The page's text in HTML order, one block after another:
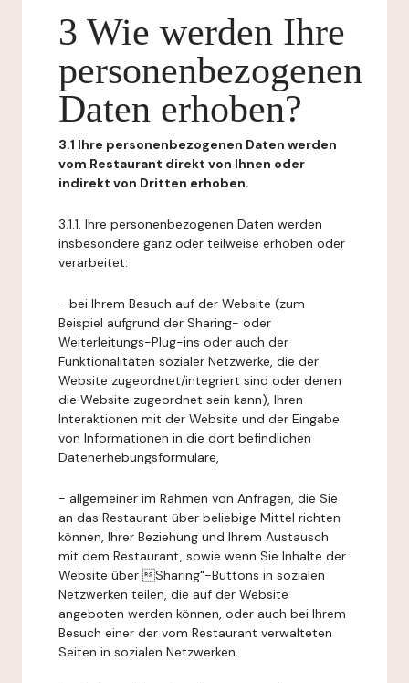
3 Wie werden Ihre
personenbezogenen
Daten erhoben?
3.1 Ihre personenbezogenen Daten werden
vom Restaurant direkt von Ihnen oder
indirekt von Dritten erhoben.
3.1.1. Ihre personenbezogenen Daten werden
insbesondere ganz oder teilweise erhoben oder
verarbeitet:
- bei Ihrem Besuch auf der Website (zum
Beispiel aufgrund der Sharing- oder
Weiterleitungs-Plug-ins oder auch der
Funktionalitäten sozialer Netzwerke, die der
Website zugeordnet/integriert sind oder denen
die Website zugeordnet sein kann), Ihren
Interaktionen mit der Website und der Eingabe
von Informationen in die dort befindlichen
Datenerhebungsformulare,
- allgemeiner im Rahmen von Anfragen, die Sie
an das Restaurant über beliebige Mittel richten
können, Ihrer Beziehung und Ihrem Austausch
mit dem Restaurant, sowie wenn Sie Inhalte der
Website über Sharing"-Buttons in sozialen
Netzwerken teilen, die auf der Website
angeboten werden können, oder auch bei Ihrem
Besuch einer der vom Restaurant verwalteten
Seiten in sozialen Netzwerken.